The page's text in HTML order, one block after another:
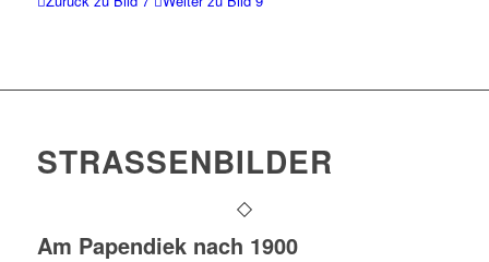
STRASSENBILDER
Am Papendiek nach 1900